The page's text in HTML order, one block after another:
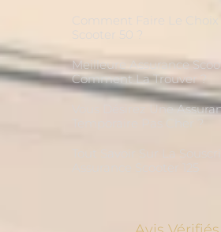
Comment Faire Le
Scooter 50 ?
Meilleure Assurance
Comment La Trouver ?
Vous Désirez Une
Tout Savoir Sur La